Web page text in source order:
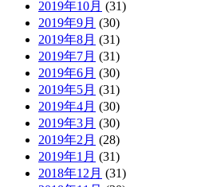
2019年10月 (31)
2019年9月 (30)
2019年8月 (31)
2019年7月 (31)
2019年6月 (30)
2019年5月 (31)
2019年4月 (30)
2019年3月 (30)
2019年2月 (28)
2019年1月 (31)
2018年12月 (31)